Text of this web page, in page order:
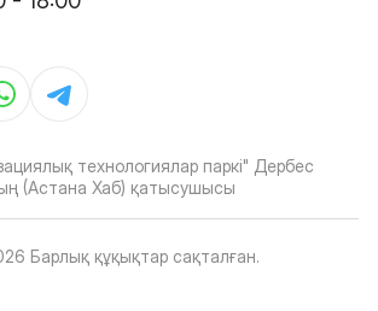
технологиялар паркі" Дербес
(Астана Хаб) қатысушысы
Барлық құқықтар сақталған.